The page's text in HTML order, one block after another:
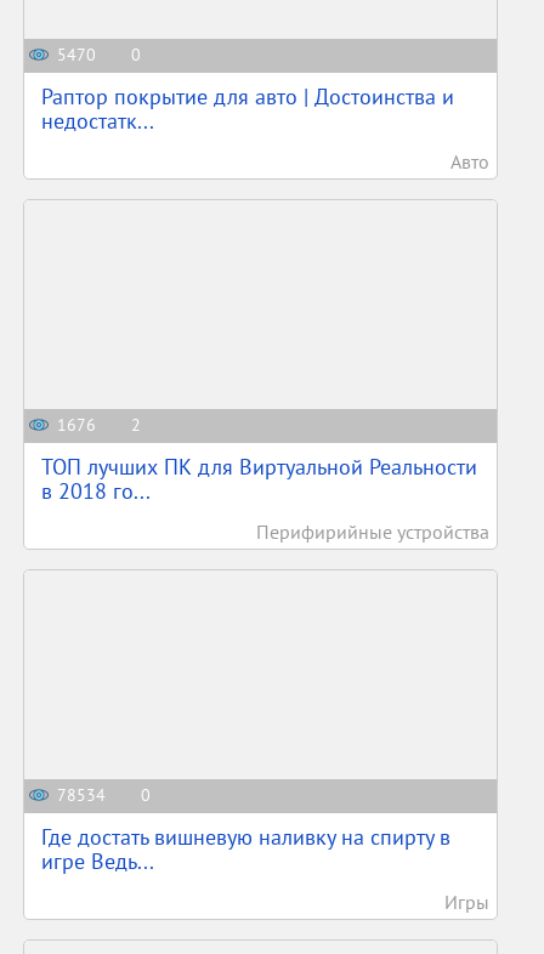
5470 0
Раптор покрытие для авто | Достоинства и
недостатк...
Авто
1676 2
ТОП лучших ПК для Виртуальной Реальности
в 2018 го...
Перифирийные устройства
78534 0
Где достать вишневую наливку на спирту в
игре Ведь...
Игры